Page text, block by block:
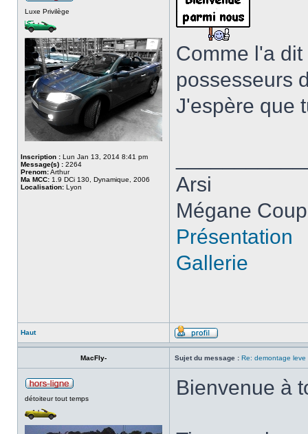
Luxe Privilège
Inscription : Lun Jan 13, 2014 8:41 pm
Message(s) : 2264
Prenom:Arthur
Ma MCC: 1.9 DCi 130, Dynamique, 2006
Localisation: Lyon
Comme l'a
possesseurs
J'espère que
Arsi
Mégane
Présentation
Gallerie
Haut
MacFly- Sujet du message : Re: demontage
détoiteur tout temps Bienvenue à